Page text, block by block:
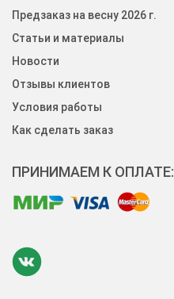
Предзаказ на весну 2026 г.
Статьи и материалы
Новости
Отзывы клиентов
Условия работы
Как сделать заказ
ПРИНИМАЕМ К ОПЛАТЕ: